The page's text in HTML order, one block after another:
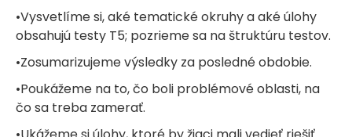
•Vysvetlíme si, aké tematické okruhy a aké úlohy
obsahujú testy T5; pozrieme sa na štruktúru testov.
•Zosumarizujeme výsledky za posledné obdobie.
•Poukážeme na to, čo boli problémové oblasti, na
čo sa treba zamerať.